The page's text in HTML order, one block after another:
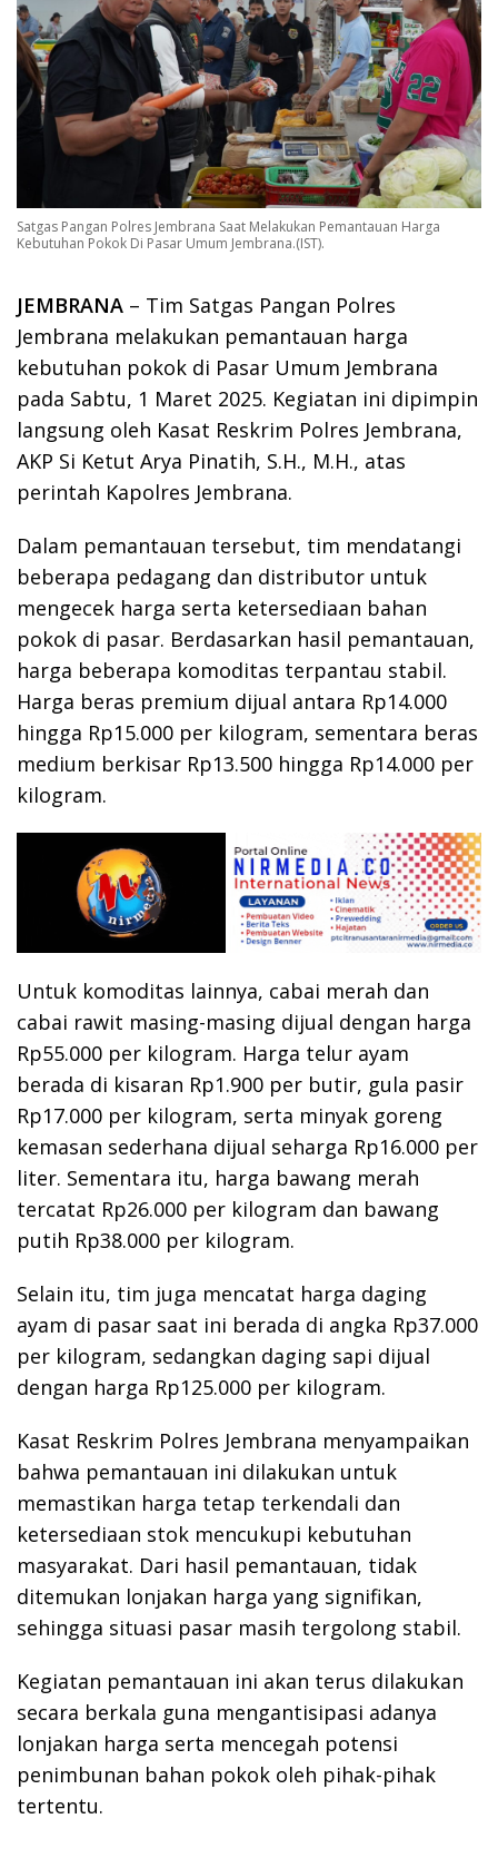
Satgas Pangan Polres Jembrana Saat Melakukan Pemantauan Harga
Kebutuhan Pokok Di Pasar Umum Jembrana.(IST).
JEMBRANA – Tim Satgas Pangan Polres
Jembrana melakukan pemantauan harga
kebutuhan pokok di Pasar Umum Jembrana
pada Sabtu, 1 Maret 2025. Kegiatan ini dipimpin
langsung oleh Kasat Reskrim Polres Jembrana,
AKP Si Ketut Arya Pinatih, S.H., M.H., atas
perintah Kapolres Jembrana.
Dalam pemantauan tersebut, tim mendatangi
beberapa pedagang dan distributor untuk
mengecek harga serta ketersediaan bahan
pokok di pasar. Berdasarkan hasil pemantauan,
harga beberapa komoditas terpantau stabil.
Harga beras premium dijual antara Rp14.000
hingga Rp15.000 per kilogram, sementara beras
medium berkisar Rp13.500 hingga Rp14.000 per
kilogram.
Untuk komoditas lainnya, cabai merah dan
cabai rawit masing-masing dijual dengan harga
Rp55.000 per kilogram. Harga telur ayam
berada di kisaran Rp1.900 per butir, gula pasir
Rp17.000 per kilogram, serta minyak goreng
kemasan sederhana dijual seharga Rp16.000 per
liter. Sementara itu, harga bawang merah
tercatat Rp26.000 per kilogram dan bawang
putih Rp38.000 per kilogram.
Selain itu, tim juga mencatat harga daging
ayam di pasar saat ini berada di angka Rp37.000
per kilogram, sedangkan daging sapi dijual
dengan harga Rp125.000 per kilogram.
Kasat Reskrim Polres Jembrana menyampaikan
bahwa pemantauan ini dilakukan untuk
memastikan harga tetap terkendali dan
ketersediaan stok mencukupi kebutuhan
masyarakat. Dari hasil pemantauan, tidak
ditemukan lonjakan harga yang signifikan,
sehingga situasi pasar masih tergolong stabil.
Kegiatan pemantauan ini akan terus dilakukan
secara berkala guna mengantisipasi adanya
lonjakan harga serta mencegah potensi
penimbunan bahan pokok oleh pihak-pihak
tertentu.